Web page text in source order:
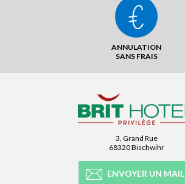
ANNULATION
SANS FRAIS
3, Grand Rue
68320 Bischwihr
ENVOYER UN MAIL